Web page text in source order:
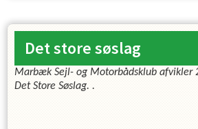
Det store søslag
Marbæk Sejl- og Motorbådsklub afvikler
Det Store Søslag. .